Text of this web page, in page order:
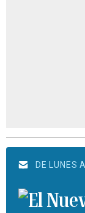
DE LUNES